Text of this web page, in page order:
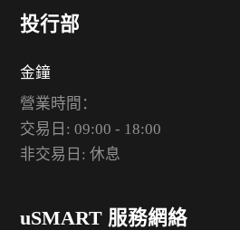
投行部
金鐘
營業時間：
交易日: 09:00 - 18:00
非交易日: 休息
uSMART 服務網絡